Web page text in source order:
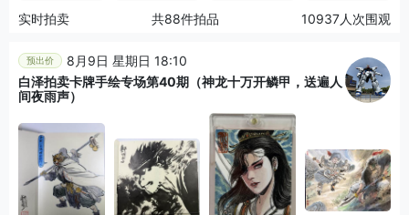
实时拍卖 共88件拍品 10937人次围观
预出价
8月9日 星期日 18:10
白泽拍卖卡牌手绘专场第40期（神龙十万开鳞甲，送遍人
间夜雨声）